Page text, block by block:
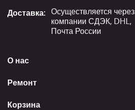
О нас
Ремонт
Корзина
Доставка: Осуществляется через
компании СДЭК, DHL,
Почта России